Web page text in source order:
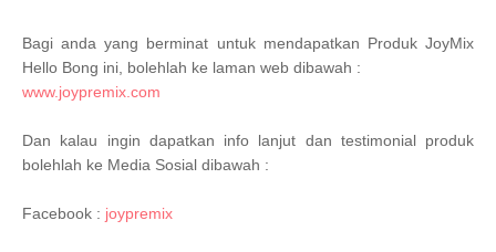
Bagi anda yang berminat untuk mendapatkan Produk JoyMix
Hello Bong ini, bolehlah ke laman web dibawah :
www.joypremix.com
Dan kalau ingin dapatkan info lanjut dan testimonial produk
bolehlah ke Media Sosial dibawah :
Facebook : joypremix